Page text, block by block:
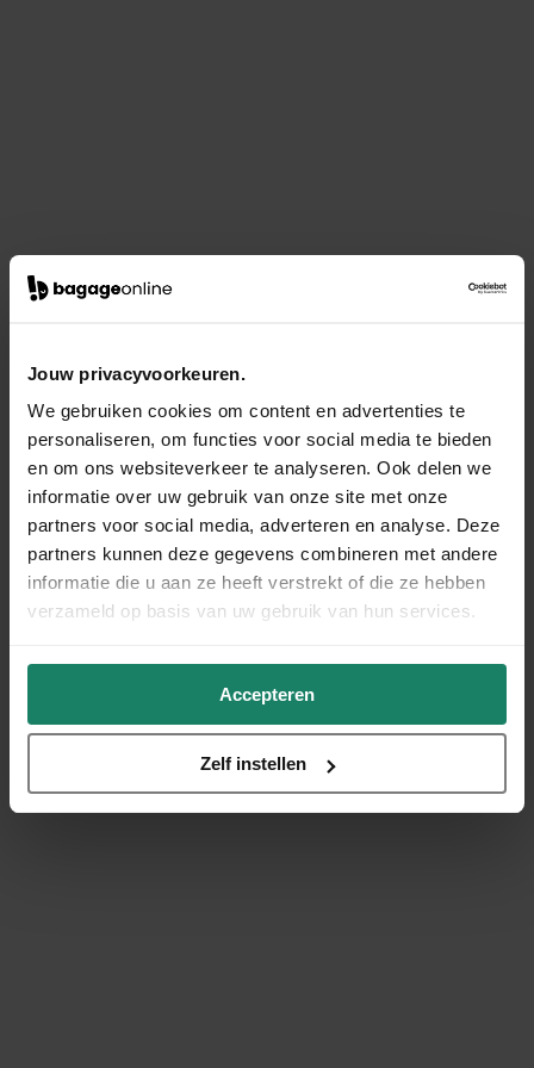
Jouw privacyvoorkeuren.
We gebruiken cookies om content en advertenties te
personaliseren, om functies voor social media te bieden
en om ons websiteverkeer te analyseren. Ook delen we
informatie over uw gebruik van onze site met onze
partners voor social media, adverteren en analyse. Deze
partners kunnen deze gegevens combineren met andere
informatie die u aan ze heeft verstrekt of die ze hebben
verzameld op basis van uw gebruik van hun services.
Accepteren
Zelf instellen